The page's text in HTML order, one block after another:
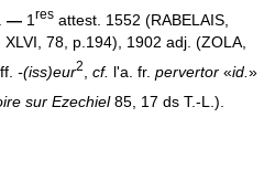
— 1 res attest. 1552 (RABELAIS,
78, p.194), 1902 adj. (ZOLA,
-(iss)eur2 cf. l'a. fr. pervertor «id. »
sur Ezechiel85, 17 ds T.-L.).